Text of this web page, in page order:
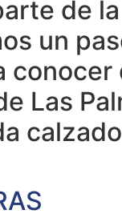
de
un
conocer
Las